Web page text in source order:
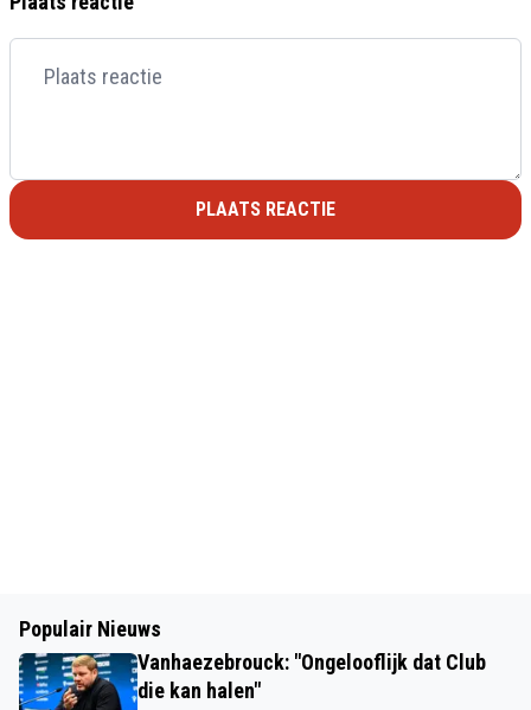
PLAATS REACTIE
Populair Nieuws
Vanhaezebrouck: "Ongelooflijk dat Club
die kan halen"